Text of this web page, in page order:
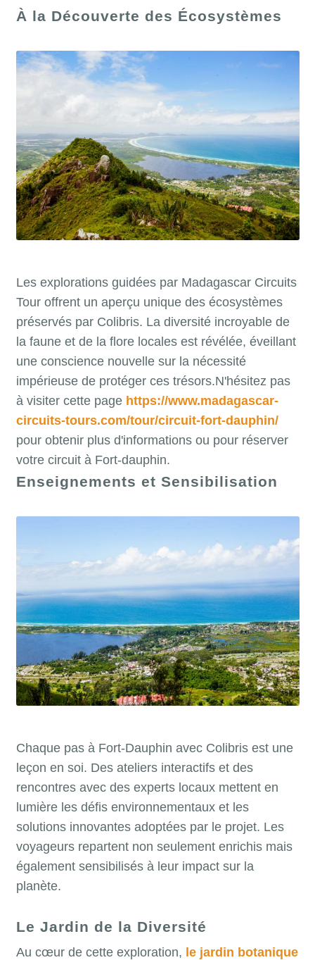
À la Découverte des Écosystèmes
Les explorations guidées par Madagascar Circuits
Tour offrent un aperçu unique des écosystèmes
préservés par Colibris. La diversité incroyable de
la faune et de la flore locales est révélée, éveillant
une conscience nouvelle sur la nécessité
impérieuse de protéger ces trésors.N'hésitez pas
à visiter cette page https://www.madagascar-
circuits-tours.com/tour/circuit-fort-dauphin/
pour obtenir plus d'informations ou pour réserver
votre circuit à Fort-dauphin.
Enseignements et Sensibilisation
Chaque pas à Fort-Dauphin avec Colibris est une
leçon en soi. Des ateliers interactifs et des
rencontres avec des experts locaux mettent en
lumière les défis environnementaux et les
solutions innovantes adoptées par le projet. Les
voyageurs repartent non seulement enrichis mais
également sensibilisés à leur impact sur la
planète.
Le Jardin de la Diversité
Au cœur de cette exploration, le jardin botanique